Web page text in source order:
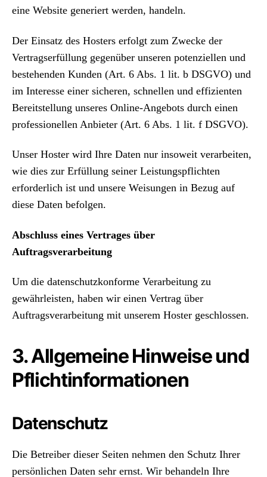
eine Website generiert werden, handeln.
Der Einsatz des Hosters erfolgt zum Zwecke der
Vertragserfüllung gegenüber unseren potenziellen und
bestehenden Kunden (Art. 6 Abs. 1 lit. b DSGVO) und
im Interesse einer sicheren, schnellen und effizienten
Bereitstellung unseres Online-Angebots durch einen
professionellen Anbieter (Art. 6 Abs. 1 lit. f DSGVO).
Unser Hoster wird Ihre Daten nur insoweit verarbeiten,
wie dies zur Erfüllung seiner Leistungspflichten
erforderlich ist und unsere Weisungen in Bezug auf
diese Daten befolgen.
Abschluss eines Vertrages über
Auftragsverarbeitung
Um die datenschutzkonforme Verarbeitung zu
gewährleisten, haben wir einen Vertrag über
Auftragsverarbeitung mit unserem Hoster geschlossen.
3. Allgemeine Hinweise und
Pflichtinformationen
Datenschutz
Die Betreiber dieser Seiten nehmen den Schutz Ihrer
persönlichen Daten sehr ernst. Wir behandeln Ihre